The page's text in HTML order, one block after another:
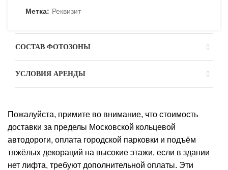
Метка: Реквизит
СОСТАВ ФОТОЗОНЫ
УСЛОВИЯ АРЕНДЫ
Пожалуйста, примите во внимание, что стоимость
доставки за пределы Московской кольцевой
автодороги, оплата городской парковки и подъём
тяжёлых декораций на высокие этажи, если в здании
нет лифта, требуют дополнительной оплаты. Эти